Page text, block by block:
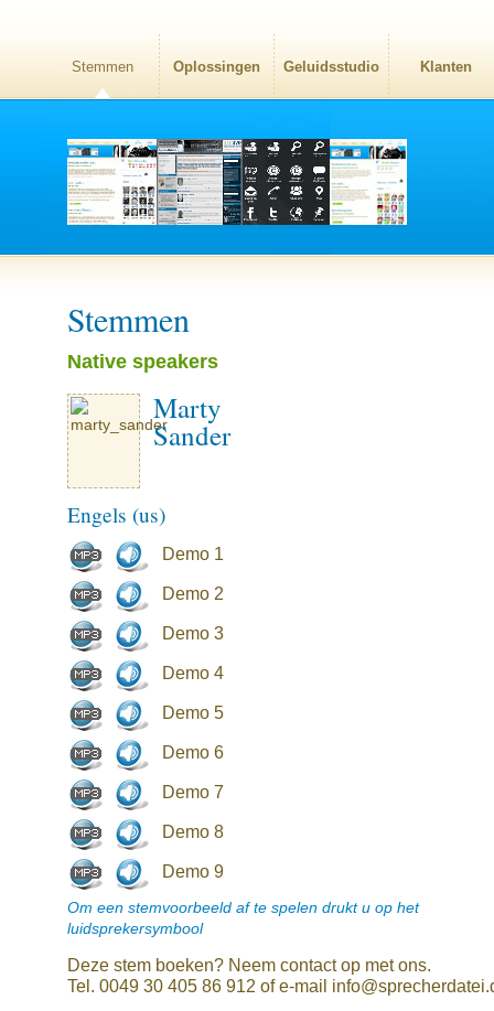
Stemmen Oplossingen Geluidsstudio Klanten
Stemmen
Native speakers
Marty
Sander
Engels (us)
Demo 1
Demo 2
Demo 3
Demo 4
Demo 5
Demo 6
Demo 7
Demo 8
Demo 9
Om een stemvoorbeeld af te spelen drukt u op het
luidsprekersymbool
Deze stem boeken? Neem contact op met ons.
Tel. 0049 30 405 86 912 of e-mail